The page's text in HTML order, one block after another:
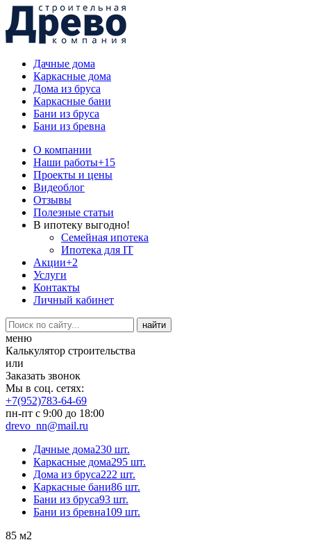
Дачные дома
Каркасные дома
Дома из бруса
Каркасные бани
Бани из бруса
Бани из бревна
О компании
Наши работы+15
Проекты и цены
Видеоблог
Отзывы
Полезные статьи
В ипотеку выгодно!
Семейная ипотека
Ипотека для IT
Акции+2
Услуги
Контакты
Личный кабинет
меню
Калькулятор строительства
или
Заказать звонок
Мы в соц. сетях:
+7(952)783-64-69
пн-пт с 9:00 до 18:00
drevo_nn@mail.ru
Дачные дома230 шт.
Каркасные дома295 шт.
Дома из бруса222 шт.
Каркасные бани86 шт.
Бани из бруса93 шт.
Бани из бревна109 шт.
85 м2